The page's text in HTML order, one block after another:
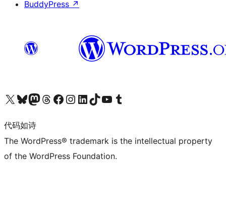
BuddyPress ↗
关注我们的 X（原 Twitter）账号访问我们的 Bluesky 账号关注我们的 Mastodon 账号访问我们的 Threads 账号 访问我们的 Facebook 公共主页关注我们的 Instagram 账号 关注我们的 LinkedIn 主页访问我们的 TikTok 账号访问我们的 YouTube 频道 访问我们的 Tumblr 账号
代码如诗
The WordPress® trademark is the intellectual property
of the WordPress Foundation.